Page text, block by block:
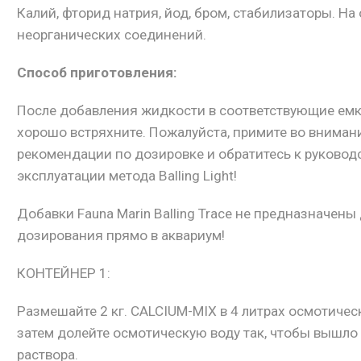
Калий, фторид натрия, йод, бром, стабилизаторы. На
неорганических соединений.
Способ приготовления:
После добавления жидкости в соответствующие
хорошо встряхните. Пожалуйста, примите во
рекомендации по дозировке и обратитесь к
эксплуатации метода Balling Light!
Добавки Fauna Marin Balling Trace не предназначены
дозирования прямо в аквариум!
КОНТЕЙНЕР 1:
Размешайте 2 кг. CALCIUM-MIX в 4 литрах
затем долейте осмотическую воду так, чтобы вышло
раствора.